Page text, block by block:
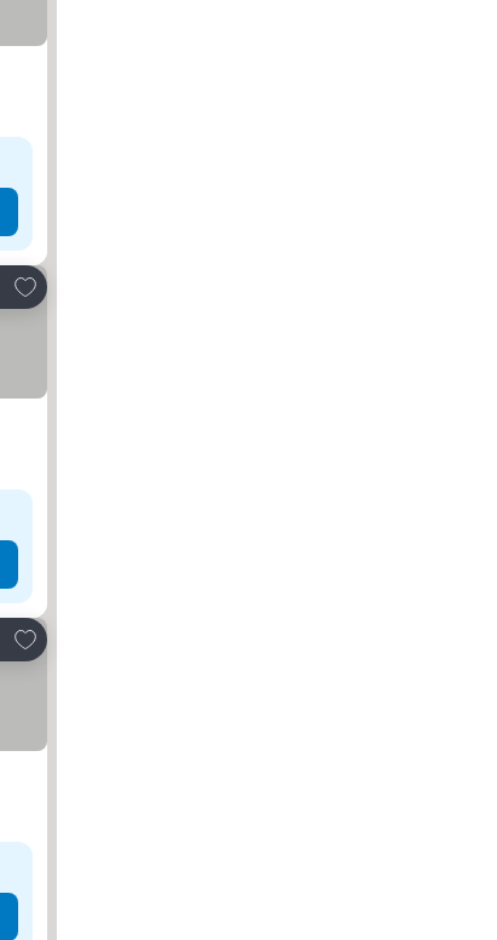
Lisää suosikkeihin
Lisää suosikkeihin